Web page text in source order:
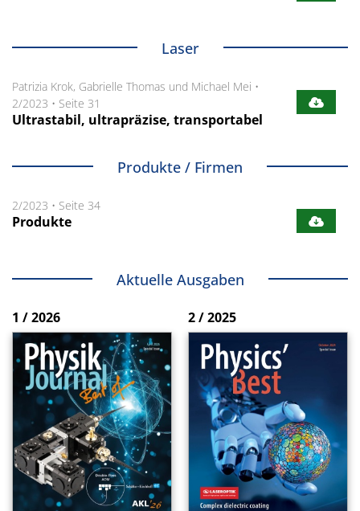
Laser
Patrizia Krok, Gabrielle Thomas und Michael Mei •
2/2023 • Seite 31
Ultrastabil, ultrapräzise, transportabel
Produkte / Firmen
2/2023 • Seite 34
Produkte
Aktuelle Ausgaben
1 / 2026 2 / 2025